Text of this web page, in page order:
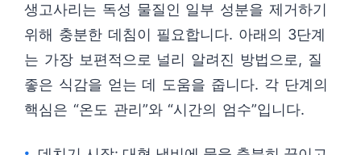
생고사리는 독성 물질인 일부 성분을 제거하기
위해 충분한 데침이 필요합니다. 아래의 3단계
는 가장 보편적으로 널리 알려진 방법으로, 질
좋은 식감을 얻는 데 도움을 줍니다. 각 단계의
핵심은 “온도 관리”와 “시간의 엄수”입니다.